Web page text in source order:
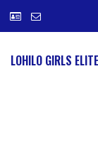
LOHILO GIRLS